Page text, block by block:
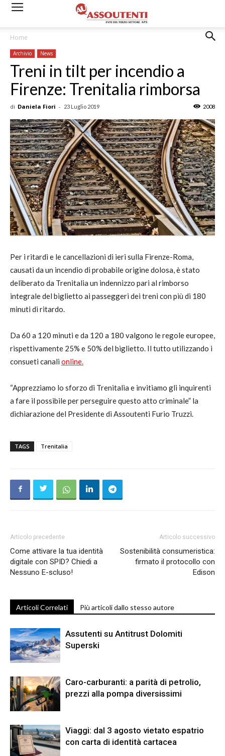
Home
Archivio News
Treni in tilt per incendio a
Firenze: Trenitalia rimborsa
di Daniela Fiori - 23 Luglio 2019 2008
Per i ritardi e le cancellazioni di ieri sulla Firenze-Roma,
causati da un incendio di probabile origine dolosa, è stato
deliberato da Trenitalia un indennizzo pari al rimborso
integrale del biglietto ai passeggeri dei treni con più di 180
minuti di ritardo.
Da 60 a 120 minuti e da 120 a 180 valgono le regole europee,
rispettivamente 25% e 50% del biglietto. Il tutto utilizzando i
consueti canali online.
“Apprezziamo lo sforzo di Trenitalia e invitiamo gli inquirenti
a fare il possibile per perseguire questo atto criminale” la
dichiarazione del Presidente di Assoutenti Furio Truzzi.
TAGS Trenitalia
Articolo precedente
Come attivare la tua identità
digitale con SPID? Chiedi a
Nessuno E-scluso!
Articolo successivo
Sostenibilità consumeristica:
firmato il protocollo con
Edison
Articoli Correlati Più articoli dallo stesso autore
Assutenti su Antitrust Dolomiti
Superski
Caro-carburanti: a parità di petrolio,
prezzi alla pompa diversissimi
Viaggi: dal 3 agosto vietato espatrio
con carta di identità cartacea